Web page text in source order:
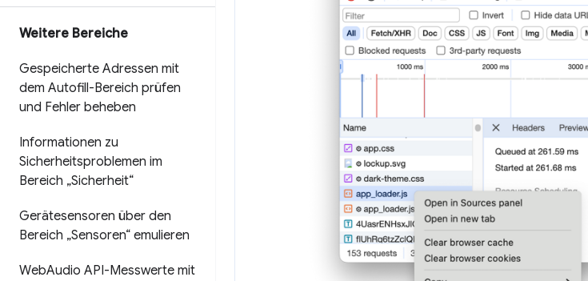
Weitere Bereiche
Gespeicherte Adressen mit
dem Autofill-Bereich prüfen
und Fehler beheben
Informationen zu
Sicherheitsproblemen im
Bereich „Sicherheit“
Gerätesensoren über den
Bereich „Sensoren“ emulieren
WebAudio API-Messwerte mit